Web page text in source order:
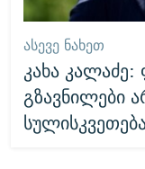
ᲐᲡᲔᲕᲔ ᲜᲐᲮᲔᲗ
კახა
გზავნილები